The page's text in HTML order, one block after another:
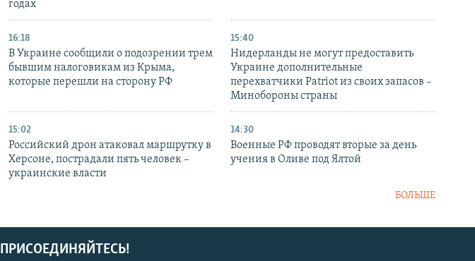
годах
16:18
В Украине сообщили о подозрении трем
бывшим налоговикам из Крыма,
которые перешли на сторону РФ
15:40
Нидерланды не могут предоставить
Украине дополнительные
перехватчики Patriot из своих запасов –
Минобороны страны
15:02
Российский дрон атаковал маршрутку в
Херсоне, пострадали пять человек –
украинские власти
14:30
Военные РФ проводят вторые за день
учения в Оливе под Ялтой
БОЛЬШЕ
ПРИСОЕДИНЯЙТЕСЬ!